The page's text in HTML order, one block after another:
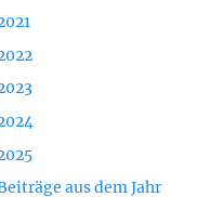
aus dem Jahr